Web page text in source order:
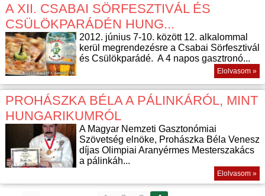
A XII. CSABAI SÖRFESZTIVÁL ÉS
CSÜLÖKPARÁDÉN HUNG...
2012. június 7-10. között 12. alkalommal
kerül megrendezésre a Csabai Sörfesztivál
és Csülökparádé. A 4 napos gasztronó...
Elolvasom »
PROHÁSZKA BÉLA A PÁLINKÁRÓL, MINT
HUNGARIKUMRÓL
A Magyar Nemzeti Gasztonómiai
Szövetség elnöke, Prohászka Béla Venesz
díjas Olimpiai Aranyérmes Mesterszakács
a pálinkáh...
Elolvasom »